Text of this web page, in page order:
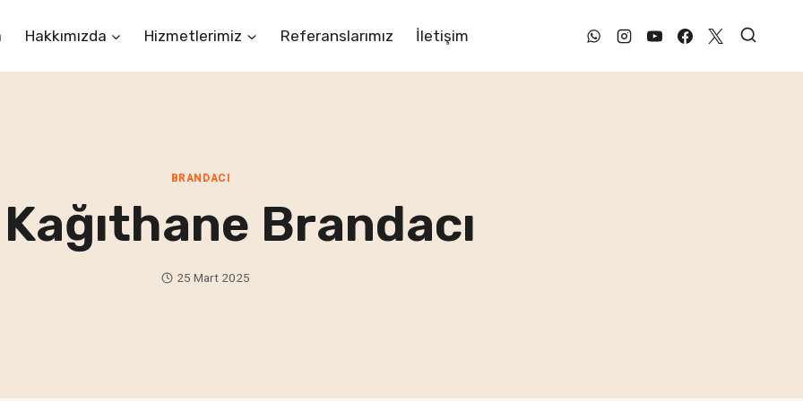
Hakkımızda Hizmetlerimiz Referanslarımız İletişim
BRANDACI
Brandacı
25 Mart 2025